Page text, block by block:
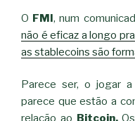
O FMI, num
não é eficaz a longo
as stablecoins são
Parece ser, o jogar
parece que estão a